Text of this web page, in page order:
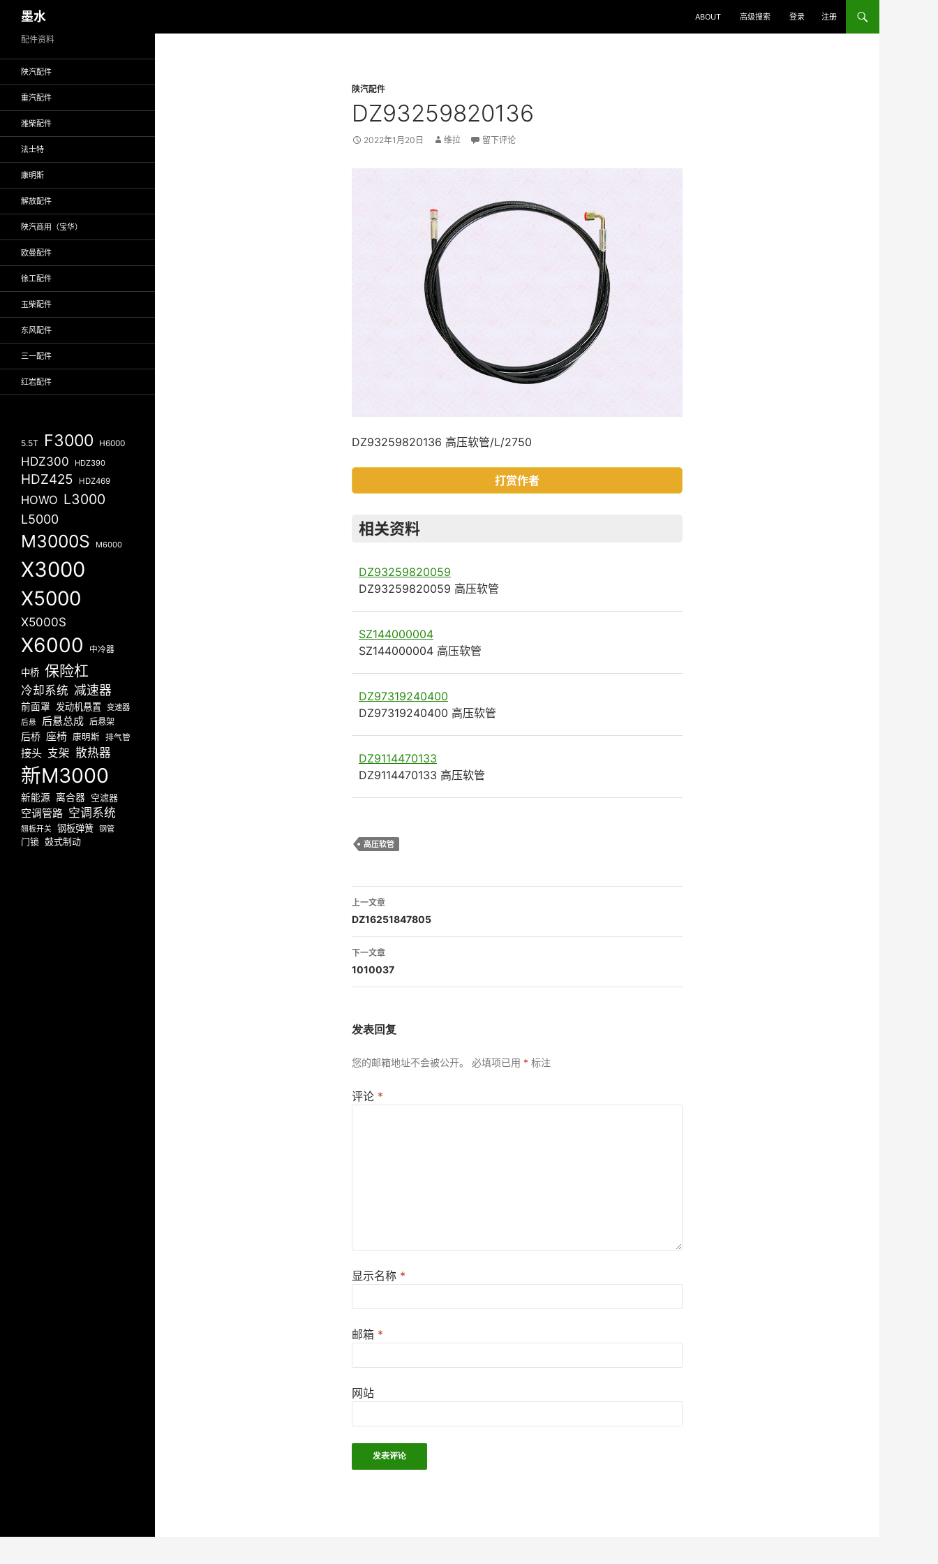
至
墨水 ABOUT 高级搜索 登录 注册
陕汽配件
DZ93259820136
2022年1月20日 维拉 留下评论
DZ93259820136 高压软管/L/2750
打赏作者
相关资料
DZ93259820059
DZ93259820059 高压软管
SZ144000004
SZ144000004 高压软管
DZ97319240400
DZ97319240400 高压软管
DZ9114470133
DZ9114470133 高压软管
高压软管
文
章
导
航
上一文章
DZ16251847805
下一文章
1010037
发表回复
您的邮箱地址不会被公开。 必填项已用 * 标注
评论 *
显示名称 *
邮箱 *
网站
配件资料
陕汽配件
重汽配件
潍柴配件
法士特
康明斯
解放配件
陕汽商用（宝华）
欧曼配件
徐工配件
玉柴配件
东风配件
三一配件
红岩配件
5.5T F3000 H6000
HDZ300 HDZ390
HDZ425 HDZ469
HOWO L3000
L5000
M3000S M6000
X3000
X5000
X5000S
X6000 中冷器
中桥 保险杠
冷却系统 减速器
前面罩 发动机悬置 变速器
后悬 后悬总成 后悬架
后桥 座椅 康明斯 排气管
接头 支架 散热器
新M3000
新能源 离合器 空滤器
空调管路 空调系统
翘板开关 钢板弹簧 钢管
门锁 鼓式制动